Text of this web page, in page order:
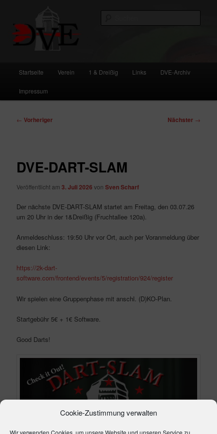
Cookie-Zustimmung verwalten
Wir verwenden Cookies, um unsere Website und unseren Service zu
Inhalt
springenDVE
Startseite Verein 1 & Dreißig Links DVE-Archiv
Impressum
Beitragsnavigation
← Vorheriger Nächster →
DVE-DART-SLAM
Veröffentlicht am3. Juli 2026 vonSven Scharf
Der nächste DVE-DART-SLAM startet am Freitag, den 03.07.26
um 20 Uhr in der 1&Dreißig (Fruchtallee 120a).
Anmeldeschluss: 19:50 Uhr vor Ort, auch per Voranmeldung über
diesen Link:
https://2k-dart-
software.com/frontend/events/5/registration/924/register
Wir spielen eine Gruppenphase mit anschl. (D)KO-Plan.
Startgebühr 5€ + 1€ Software.
Good Darts!